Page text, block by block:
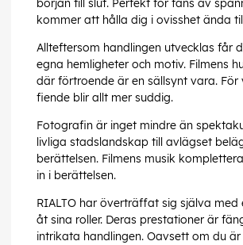
början till slut. Perfekt för fans av
kommer att hålla dig i ovisshet ända
Allteftersom handlingen utvecklas får
egna hemligheter och motiv. Filmens
där förtroende är en sällsynt vara.
fiende blir allt mer suddig.
Fotografin är inget mindre än
livliga stadslandskap till avlägset
berättelsen. Filmens musik
in i berättelsen.
RIALTO har överträffat sig själva
åt sina roller. Deras prestationer är
intrikata handlingen. Oavsett om du